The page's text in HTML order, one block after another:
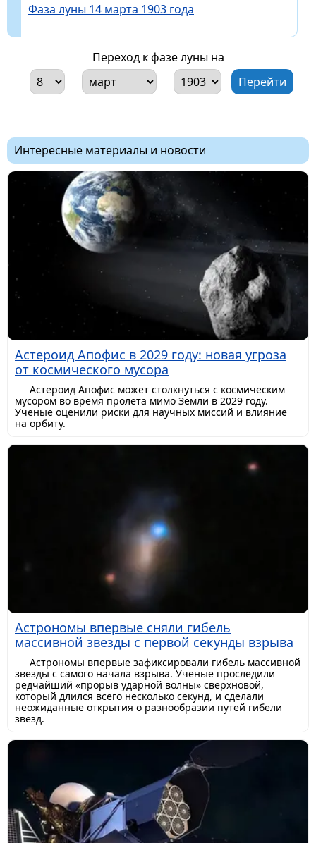
Фаза луны 14 марта 1903 года
Переход к фазе луны на
Интересные материалы и новости
Астероид Апофис в 2029 году: новая угроза
от космического мусора
Астероид Апофис может столкнуться с космическим
мусором во время пролета мимо Земли в 2029 году.
Ученые оценили риски для научных миссий и влияние
на орбиту.
Астрономы впервые сняли гибель
массивной звезды с первой секунды взрыва
Астрономы впервые зафиксировали гибель массивной
звезды с самого начала взрыва. Ученые проследили
редчайший «прорыв ударной волны» сверхновой,
который длился всего несколько секунд, и сделали
неожиданные открытия о разнообразии путей гибели
звезд.